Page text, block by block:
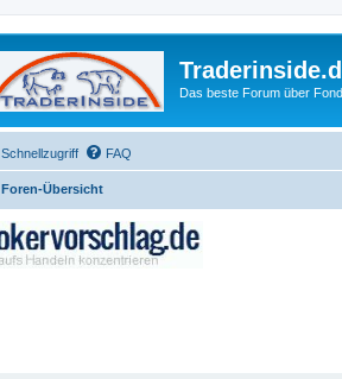
Das beste Forum über
Schnellzugriff FAQ
Foren-Übersicht